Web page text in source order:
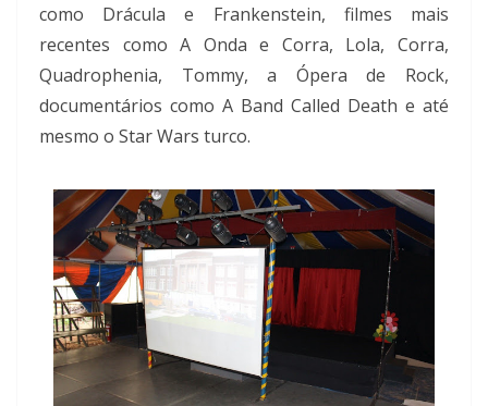
como Drácula e Frankenstein, filmes mais
recentes como A Onda e Corra, Lola, Corra,
Quadrophenia, Tommy, a Ópera de Rock,
documentários como A Band Called Death e até
mesmo o Star Wars turco.